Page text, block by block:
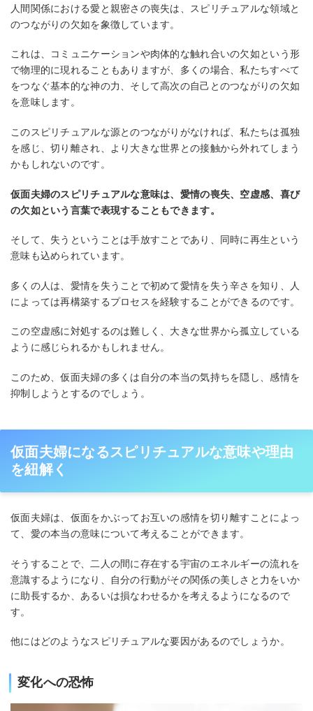
人間関係における愛と親密さの喪失は、スピリチュアルな領域と
のつながりの欠如を象徴しています。
これは、コミュニケーションや肉体的な触れ合いの欠如という形
で物理的に現れることもありますが、多くの場合、私たちすべて
をつなぐ基本的な神の力、そして高次の自己とのつながりの欠如
を意味します。
このスピリチュアルな源とのつながりがなければ、私たちは孤独
を感じ、切り離され、より大きな世界との接触から外れてしまう
かもしれないのです。
仮面夫婦のスピリチュアルな意味は、愛情の喪失、空虚感、喜び
の欠如という言葉で表現することもできます。
そして、失うということは手放すことであり、同時に再生という
意味も込められています。
多くの人は、愛情を失うことで初めて愛情を失う辛さを知り、人
によっては再構築するプロセスを経験することができるのです。
この空虚感に対処するのは難しく、大きな世界から孤立している
ように感じられるかもしれません。
このため、仮面夫婦の多くは自分の本当の気持ちを隠し、感情を
抑制しようとするのでしょう。
仮面夫婦になるスピリチュアルな意味や理由
を紐解く
仮面夫婦は、仮面をかぶってお互いの感情を切り離すことによっ
て、愛の本当の意味について考えることができます。
そうすることで、二人の間に存在する宇宙のエネルギーの流れを
意識するようになり、自分の行動がその関係の美しさと力をいか
に助長するか、あるいは損なわせるかを考えるようになるので
す。
他にはどのようなスピリチュアルな要因があるのでしょうか。
変化への恐怖